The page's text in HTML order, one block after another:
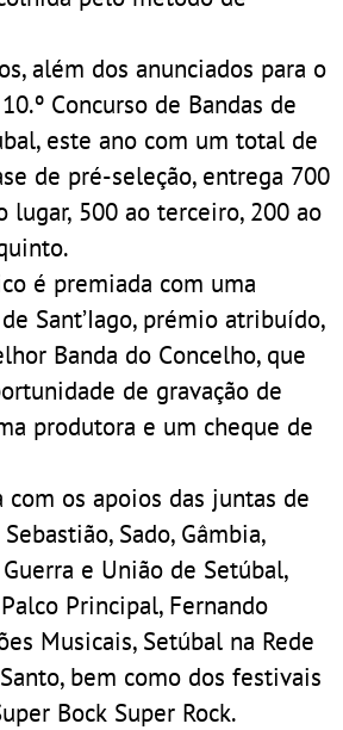
além dos anunciados para o
Concurso de Bandas de
este ano com um total de
de pré-seleção, entrega 700
lugar, 500 ao terceiro, 200 ao
é premiada com uma
Sant’Iago, prémio atribuído,
Banda do Concelho, que
de gravação de
produtora e um cheque de
os apoios das juntas de
Sado, Gâmbia,
e União de Setúbal,
Principal, Fernando
Musicais, Setúbal na Rede
bem como dos festivais
Bock Super Rock.